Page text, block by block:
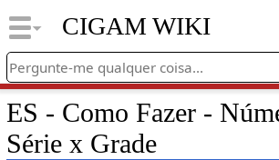
CIGAM WIKI
ES - Como Fazer -
Série x Grade